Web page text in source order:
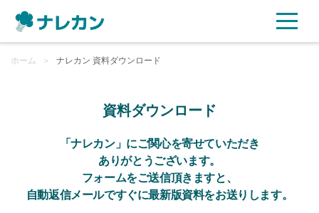
ご利用プラン
ご利用企業様の声
セキュリティ
ホーム ＞ ナレカン 資料ダウンロード
資料ダウンロード
「ナレカン」にご関心を寄せていただき
ありがとうございます。
フォームをご送信頂きますと、
自動返信メールですぐに最新版資料をお送りします。